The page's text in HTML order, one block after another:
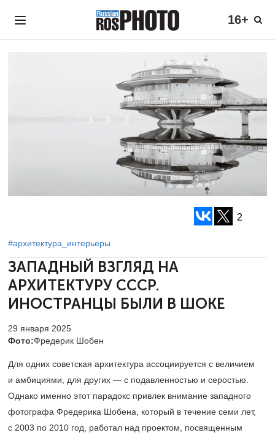
16+
2
#архитектура_интерьеры
ЗАПАДНЫЙ ВЗГЛЯД НА
АРХИТЕКТУРУ СССР.
ИНОСТРАНЦЫ БЫЛИ В ШОКЕ
29 января 2025
Фото:Фредерик Шобен
Для одних советская архитектура ассоциируется с величием
и амбициями, для других — с подавленностью и серостью.
Однако именно этот парадокс привлек внимание западного
фотографа Фредерика Шобена, который в течение семи лет,
с 2003 по 2010 год, работал над проектом, посвященным